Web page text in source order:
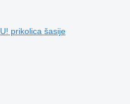
prikolica šasije